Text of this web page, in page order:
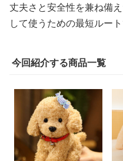
丈夫さと安全性を兼ね備
して使うための最短ルート
今回紹介する商品一覧